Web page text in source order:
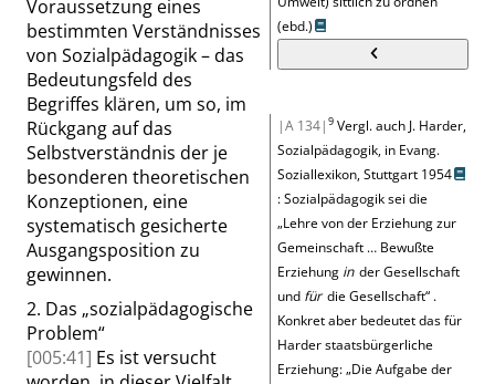
(ebd.)
|A 134| 9 Vergl. auch J. Harder,
Sozialpädagogik, in Evang.
Soziallexikon, Stuttgart 1954
: Sozialpädagogik sei die
„Lehre von der Erziehung zur
Gemeinschaft … Bewußte
Erziehung in der Gesellschaft
und fürdie Gesellschaft“ .
Konkret aber bedeutet das für
Harder staatsbürgerliche
Erziehung:„Die Aufgabe der
Voraussetzung eines
bestimmten Verständnisses
von Sozialpädagogik – das
Bedeutungsfeld des
Begriffes klären, um so, im
Rückgang auf das
Selbstverständnis der je
besonderen theoretischen
Konzeptionen, eine
systematisch gesicherte
Ausgangsposition zu
gewinnen.
2. Das „sozialpädagogische
Problem“
[005:41] Es ist versucht